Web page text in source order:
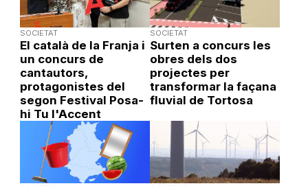
SOCIETAT
El català de la Franja i
un concurs de
cantautors,
protagonistes del
segon Festival Posa-
hi Tu l'Accent
SOCIETAT
Surten a concurs les
obres dels dos
projectes per
transformar la façana
fluvial de Tortosa